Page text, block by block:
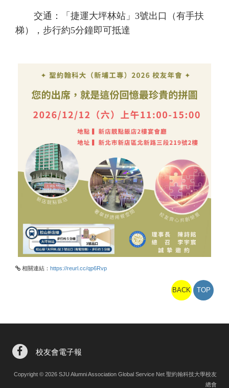
交通：「捷運大坪林站」3號出口（有手扶
梯），步行約5分鐘即可抵達
相關連結： https://reurl.cc/qp6Rvp
BACK TOP
校友會電子報
Copyright © 2026 SJU Alumni Association Global Service Net 聖約翰科技大學校友
總會